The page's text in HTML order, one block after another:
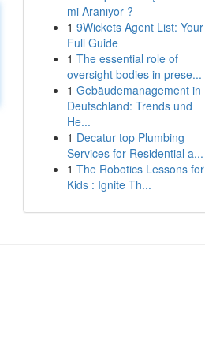
mi Aranıyor ?
1 9Wickets Agent List: Your
Full Guide
1 The essential role of
oversight bodies in prese...
1 Gebäudemanagement in
Deutschland: Trends und
He...
1 Decatur top Plumbing
Services for Residential a...
1 The Robotics Lessons for
Kids : Ignite Th...